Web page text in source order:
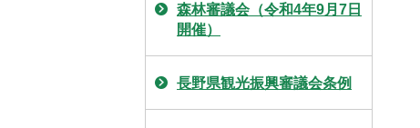
森林審議会（令和4年9月7日
開催）
長野県観光振興審議会条例